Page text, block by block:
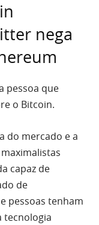
nega
pessoa que
o Bitcoin.
do mercado e a
capaz de
de
pessoas tenham
tecnologia